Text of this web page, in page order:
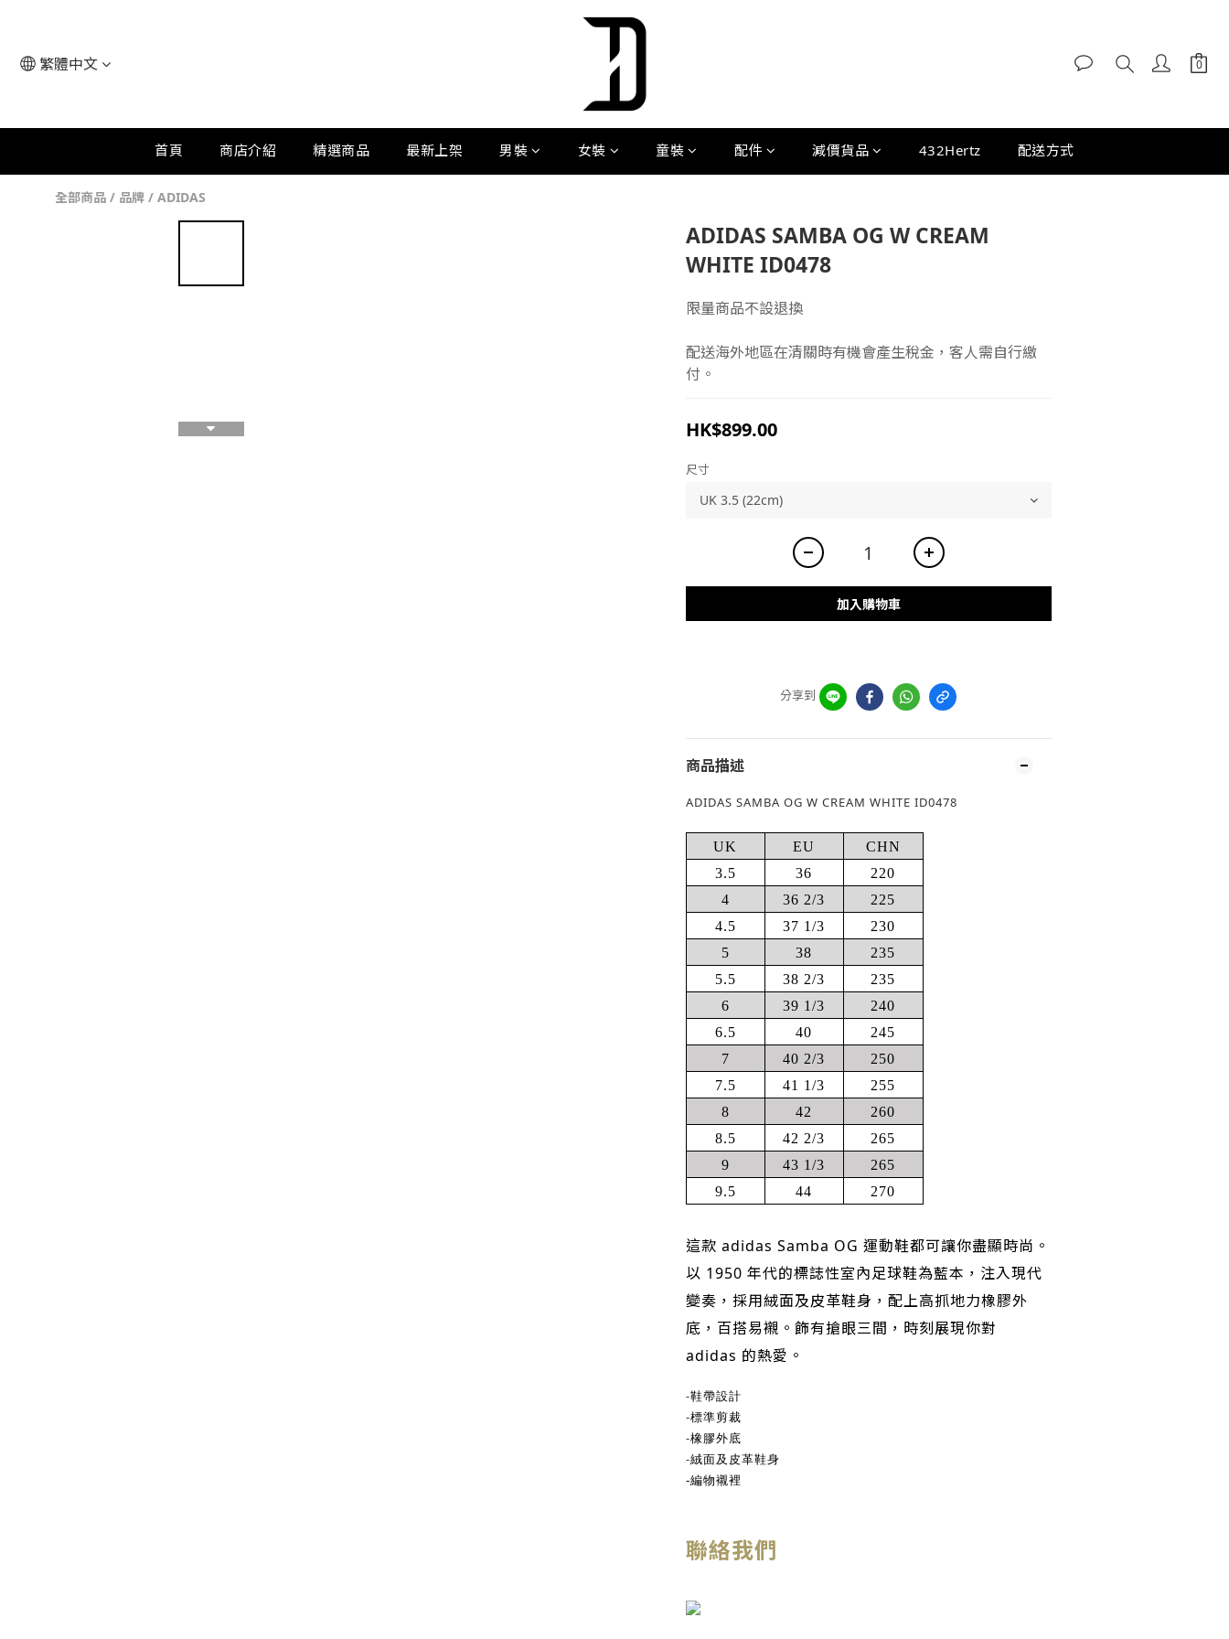
繁體中文
首頁 商店介紹 精選商品 最新上架 男裝 女裝 童裝 配件 減價貨品 432Hertz 配送方式
全部商品 / 品牌 / ADIDAS
ADIDAS SAMBA OG W CREAM
WHITE ID0478
限量商品不設退換
配送海外地區在清關時有機會產生稅金，客人需自行繳
付。
HK$899.00
尺寸
加入購物車
分享到
商品描述
ADIDAS SAMBA OG W CREAM WHITE ID0478
UK EU
CHN
3.5
36
220
4
36 2/3
225
4.5
37 1/3
230
5
38
235
5.5
38 2/3
235
6
39 1/3
240
6.5
40
245
7
40 2/3
250
7.5
41 1/3
255
8
42
260
8.5
42 2/3
265
9
43 1/3
265
9.5
44 270
這款 adidas Samba OG 運動鞋都可讓你盡顯時尚。
以 1950 年代的標誌性室內足球鞋為藍本，注入現代
變奏，採用絨面及皮革鞋身，配上高抓地力橡膠外
底，百搭易襯。飾有搶眼三間，時刻展現你對
adidas 的熱愛。
-鞋帶設計
-標準剪裁
-橡膠外底
-絨面及皮革鞋身
-編物襯裡
聯絡我們